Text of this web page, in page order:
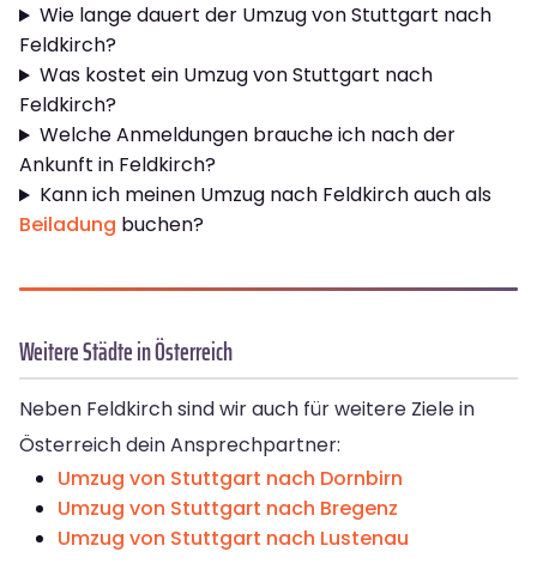
Wie lange dauert der Umzug von Stuttgart nach
Feldkirch?
Was kostet ein Umzug von Stuttgart nach
Feldkirch?
Welche Anmeldungen brauche ich nach der
Ankunft in Feldkirch?
Kann ich meinen Umzug nach Feldkirch auch als
Beiladung buchen?
Weitere Städte in Österreich
Neben Feldkirch sind wir auch für weitere Ziele in
Österreich dein Ansprechpartner:
Umzug von Stuttgart nach Dornbirn
Umzug von Stuttgart nach Bregenz
Umzug von Stuttgart nach Lustenau